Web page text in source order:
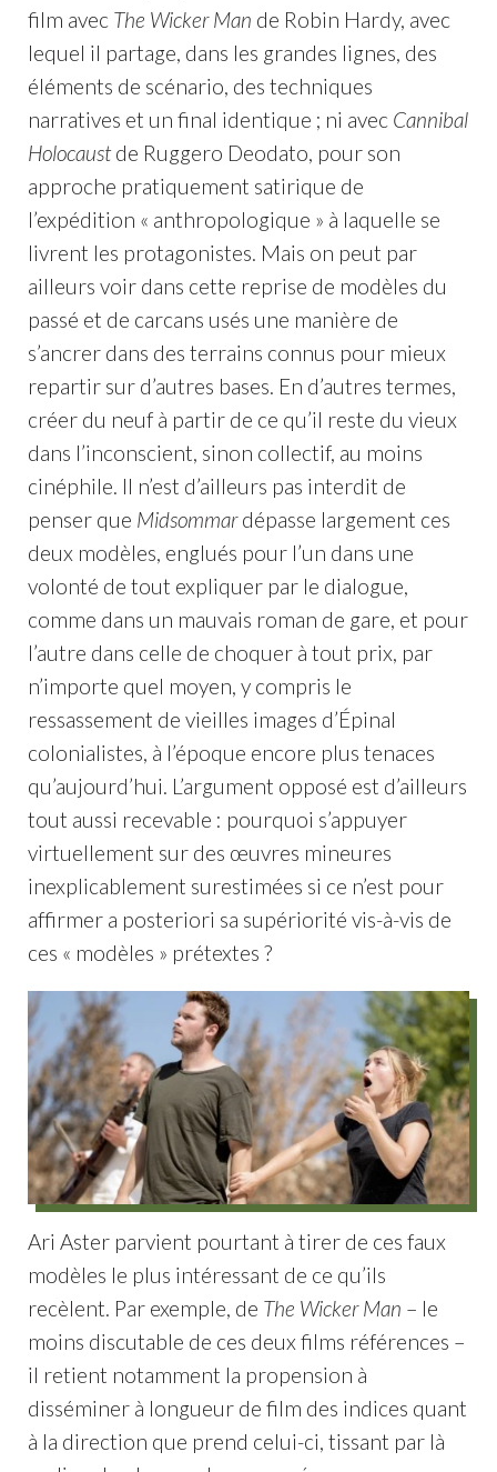
film avec The Wicker Man de Robin Hardy, avec
lequel il partage, dans les grandes lignes, des
éléments de scénario, des techniques
narratives et un final identique ; ni avec Cannibal
Holocaustde Ruggero Deodato, pour son
approche pratiquement satirique de
l’expédition « anthropologique » à laquelle se
livrent les protagonistes. Mais on peut par
ailleurs voir dans cette reprise de modèles du
passé et de carcans usés une manière de
s’ancrer dans des terrains connus pour mieux
repartir sur d’autres bases. En d’autres termes,
créer du neuf à partir de ce qu’il reste du vieux
dans l’inconscient, sinon collectif, au moins
cinéphile. Il n’est d’ailleurs pas interdit de
penser que Midsommardépasse largement ces
deux modèles, englués pour l’un dans une
volonté de tout expliquer par le dialogue,
comme dans un mauvais roman de gare, et pour
l’autre dans celle de choquer à tout prix, par
n’importe quel moyen, y compris le
ressassement de vieilles images d’Épinal
colonialistes, à l’époque encore plus tenaces
qu’aujourd’hui. L’argument opposé est d’ailleurs
tout aussi recevable : pourquoi s’appuyer
virtuellement sur des œuvres mineures
inexplicablement surestimées si ce n’est pour
affirmer a posteriori sa supériorité vis-à-vis de
ces « modèles » prétextes ?
Ari Aster parvient pourtant à tirer de ces faux
modèles le plus intéressant de ce qu’ils
recèlent. Par exemple, de The Wicker Man – le
moins discutable de ces deux films références –
il retient notamment la propension à
disséminer à longueur de film des indices quant
à la direction que prend celui-ci, tissant par là